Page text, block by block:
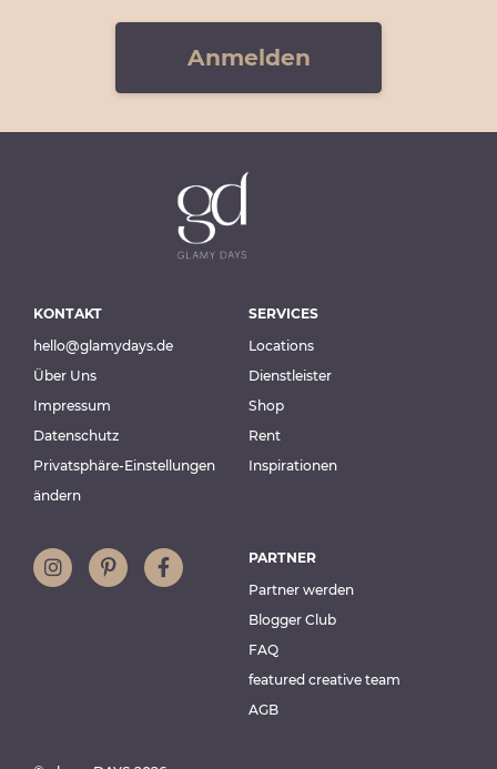
Anmelden
KONTAKT
hello@glamydays.de
Über Uns
Impressum
Datenschutz
Privatsphäre-Einstellungen
ändern
SERVICES
Locations
Dienstleister
Shop
Rent
Inspirationen
PARTNER
Partner werden
Blogger Club
FAQ
featured creative team
AGB